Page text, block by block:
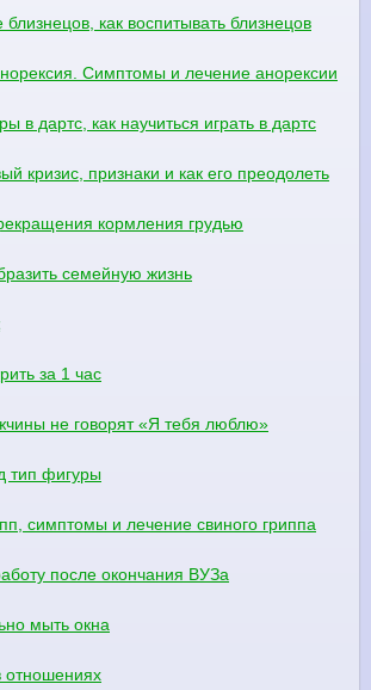
близнецов, как воспитывать близнецов
Симптомы и лечение анорексии
в дартс, как научиться играть в дартс
кризис, признаки и как его преодолеть
кормления грудью
семейную жизнь
за 1 час
не говорят «Я тебя люблю»
тип фигуры
симптомы и лечение свиного гриппа
после окончания ВУЗа
мыть окна
отношениях